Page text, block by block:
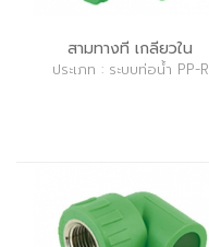
สามทางที เกลียวใน
ประเภท : ระบบท่อน้ำ PP-R